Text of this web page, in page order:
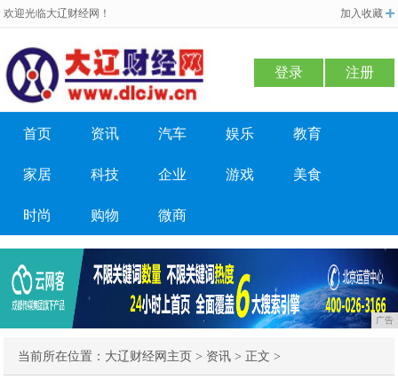
欢迎光临大辽财经网！ 加入收藏
登录 注册
首页 资讯 汽车 娱乐 教育
家居 科技 企业 游戏 美食
时尚 购物 微商
广告
当前所在位置： 大辽财经网主页 > 资讯 > 正文 >